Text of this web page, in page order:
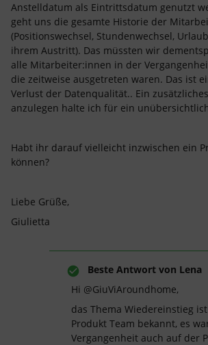
Anstelldatum als Eintrittsdatum genutzt
geht uns die gesamte Historie der
(Positionswechsel, Stundenwechsel,
ihrem Austritt). Das müssten wir
alle Mitarbeiter:innen in der
die zeitweise ausgetreten waren. Das ist
Verlust der Datenqualität.. Ein
anzulegen halte ich für ein
Habt ihr darauf vielleicht inzwischen ein
können?
Liebe Grüße,
Giulietta
Beste Antwort von Lena
Hi @GiuViAroundhome,
das Thema Wiedereinstieg
Produkt Team bekannt, es
Vergangenheit auch auf der